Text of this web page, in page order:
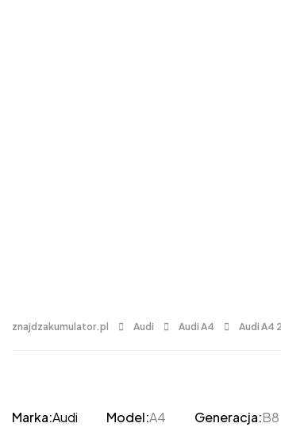
znajdzakumulator.pl Audi Audi A4 Audi A4
Marka:Audi Model:A4 Generacja:B8